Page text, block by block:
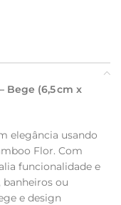
Bege (6,5 cm x
elegância usando
Flor. Com
funcionalidade e
banheiros ou
e design